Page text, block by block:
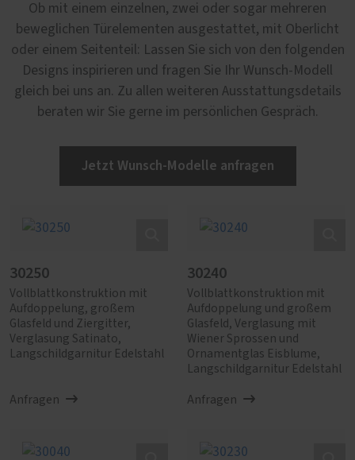
Ob mit einem einzelnen, zwei oder sogar mehreren
beweglichen Türelementen ausgestattet, mit Oberlicht
oder einem Seitenteil: Lassen Sie sich von den folgenden
Designs inspirieren und fragen Sie Ihr Wunsch-Modell
gleich bei uns an. Zu allen weiteren Ausstattungsdetails
beraten wir Sie gerne im persönlichen Gespräch.
Jetzt Wunsch-Modelle anfragen
30250
Vollblattkonstruktion mit
Aufdoppelung, großem
Glasfeld und Ziergitter,
Verglasung Satinato,
Langschildgarnitur Edelstahl
Anfragen
30240
Vollblattkonstruktion mit
Aufdoppelung und großem
Glasfeld, Verglasung mit
Wiener Sprossen und
Ornamentglas Eisblume,
Langschildgarnitur Edelstahl
Anfragen